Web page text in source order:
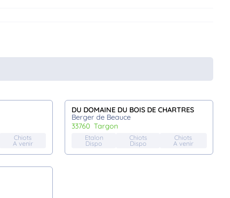
Chiots
A venir
DU DOMAINE DU BOIS DE CHARTRES
Berger de Beauce
33760
targon
Etalon
Dispo
Chiots
Dispo
Chiots
A venir